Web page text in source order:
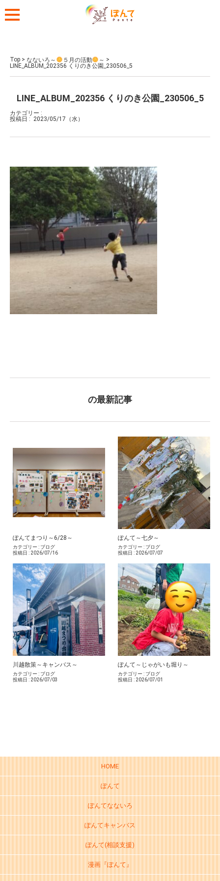
Top > なないろ～ ５月の活動 ～ >
LINE_ALBUM_202356 くりのき公園_230506_5
LINE_ALBUM_202356 くりのき公園_230506_5
カテゴリー :
投稿日 : 2023/05/17（水）
の最新記事
ぽんてまつり～6/28～
カテゴリー : ブログ
投稿日 : 2026/07/16
ぽんて～七夕～
カテゴリー : ブログ
投稿日 : 2026/07/07
川越散策～キャンバス～
カテゴリー : ブログ
投稿日 : 2026/07/03
ぽんて～じゃがいも堀り～
カテゴリー : ブログ
投稿日 : 2026/07/01
HOME
ぽんて
ぽんてなないろ
ぽんてキャンバス
ぽんて(相談支援)
漫画『ぽんて』